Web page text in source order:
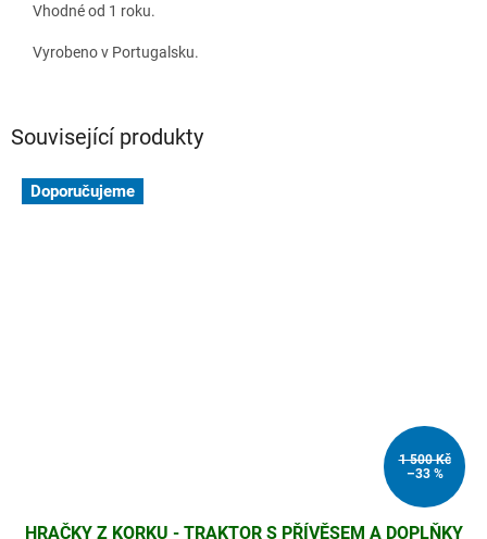
Vhodné od 1 roku.
Vyrobeno v Portugalsku.
Související produkty
Doporučujeme
1 500 Kč
–33 %
HRAČKY Z KORKU - TRAKTOR S PŘÍVĚSEM A DOPLŇKY